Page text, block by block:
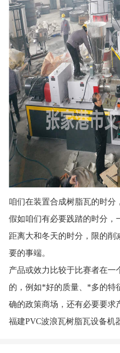
咱们在装置合成树脂瓦的时分
假如咱们有必要践踏的时分，
距离大和冬天的时分，限的
要的事端。
产品或效力比较于比赛者在
的，例如*好的质量、*多的特
确的政策商场，还有必要要求
福建PVC波浪瓦树脂瓦设备机